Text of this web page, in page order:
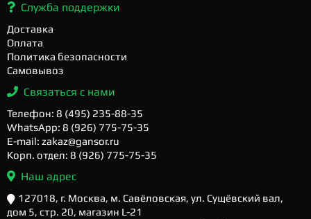
Служба поддержки
Доставка
Оплата
Политика безопасности
Самовывоз
Связаться с нами
Телефон: 8 (495) 235-88-35
WhatsApp: 8 (926) 775-75-35
E-mail: zakaz@gansor.ru
Корп. отдел: 8 (926) 775-75-35
Наш адрес
127018, г. Москва, м. Савёловская, ул. Сущёвский вал,
дом 5, стр. 20, магазин L-21